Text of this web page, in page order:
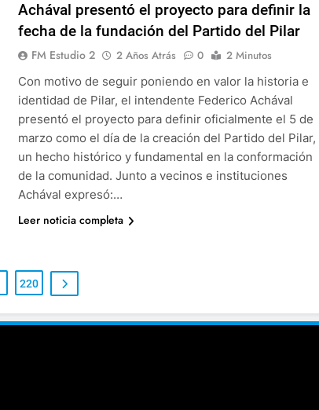
Achával presentó el proyecto para definir la
fecha de la fundación del Partido del Pilar
FM Estudio 2 2 Años Atrás 0
2 Minutos
Con motivo de seguir poniendo en valor la historia e
identidad de Pilar, el intendente Federico Achával
presentó el proyecto para definir oficialmente el 5 de
marzo como el día de la creación del Partido del Pilar,
un hecho histórico y fundamental en la conformación
de la comunidad. Junto a vecinos e instituciones
Achával expresó:…
Leer noticia completa
220